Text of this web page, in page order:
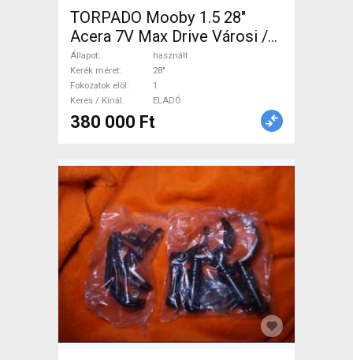
TORPADO Mooby 1.5 28"
Acera 7V Max Drive Városi /
Cruiser tárcsafék használt
ELADÓ
Állapot
használt
Kerék méret
28"
Fokozatok elöl
1
Keres / Kínál
ELADÓ
380 000 Ft